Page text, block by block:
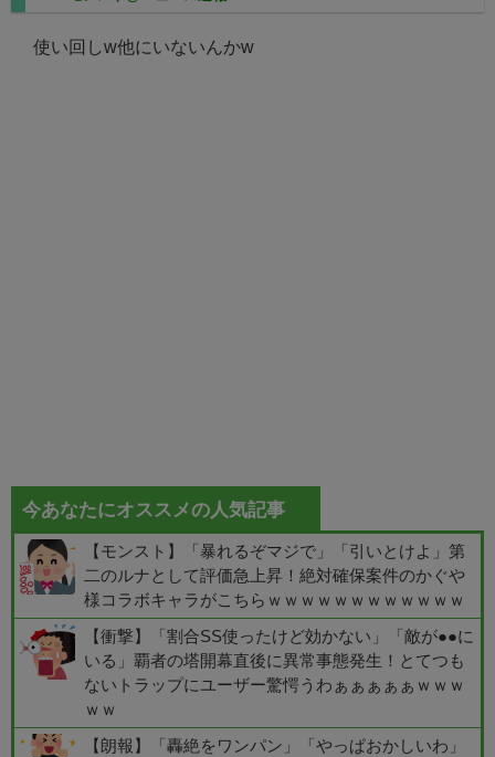
使い回しw他にいないんかw
今あなたにオススメの人気記事
【モンスト】「暴れるぞマジで」「引いとけよ」第
二のルナとして評価急上昇！絶対確保案件のかぐや
様コラボキャラがこちらｗｗｗｗｗｗｗｗｗｗｗｗ
【衝撃】「割合SS使ったけど効かない」「敵が●●に
いる」覇者の塔開幕直後に異常事態発生！とてつも
ないトラップにユーザー驚愕うわぁぁぁぁぁｗｗｗ
ｗｗ
【朗報】「轟絶をワンパン」「やっぱおかしいわ」